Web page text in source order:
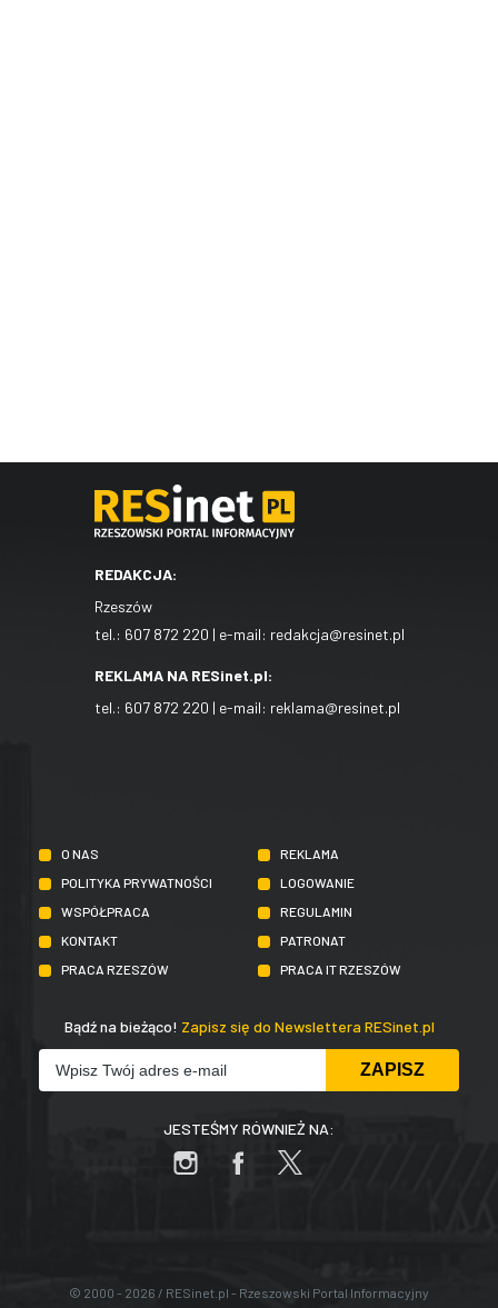
REDAKCJA:
Rzeszów
tel.: 607 872 220 | e-mail: redakcja@resinet.pl
REKLAMA NA RESinet.pl:
tel.: 607 872 220 | e-mail: reklama@resinet.pl
O NAS
REKLAMA
POLITYKA PRYWATNOŚCI
LOGOWANIE
WSPÓŁPRACA
REGULAMIN
KONTAKT
PATRONAT
PRACA RZESZÓW
PRACA IT RZESZÓW
Bądź na bieżąco! Zapisz się do Newslettera RESinet.pl
JESTEŚMY RÓWNIEŻ NA:
© 2000 - 2026 / RESinet.pl - Rzeszowski Portal Informacyjny